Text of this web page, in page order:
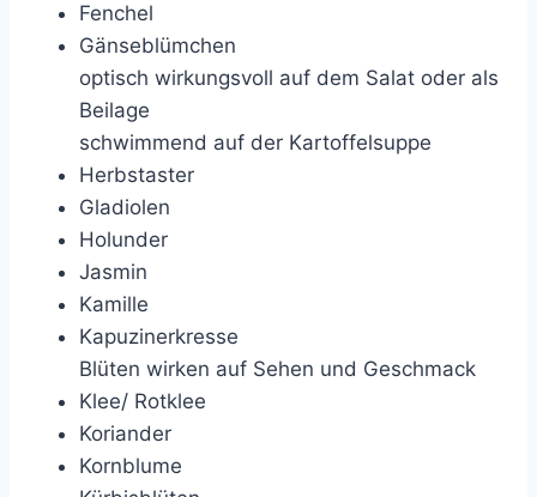
Fenchel
Gänseblümchen
optisch wirkungsvoll auf dem Salat oder als
Beilage
schwimmend auf der Kartoffelsuppe
Herbstaster
Gladiolen
Holunder
Jasmin
Kamille
Kapuzinerkresse
Blüten wirken auf Sehen und Geschmack
Klee/ Rotklee
Koriander
Kornblume